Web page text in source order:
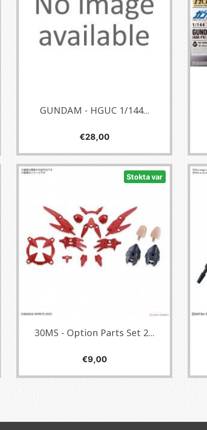
GUNDAM - HGUC 1/144...
Fiyat
€28,00
Stokta var
30MS - Option Parts Set 2...
Fiyat
€9,00